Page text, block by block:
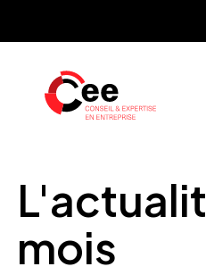
mois